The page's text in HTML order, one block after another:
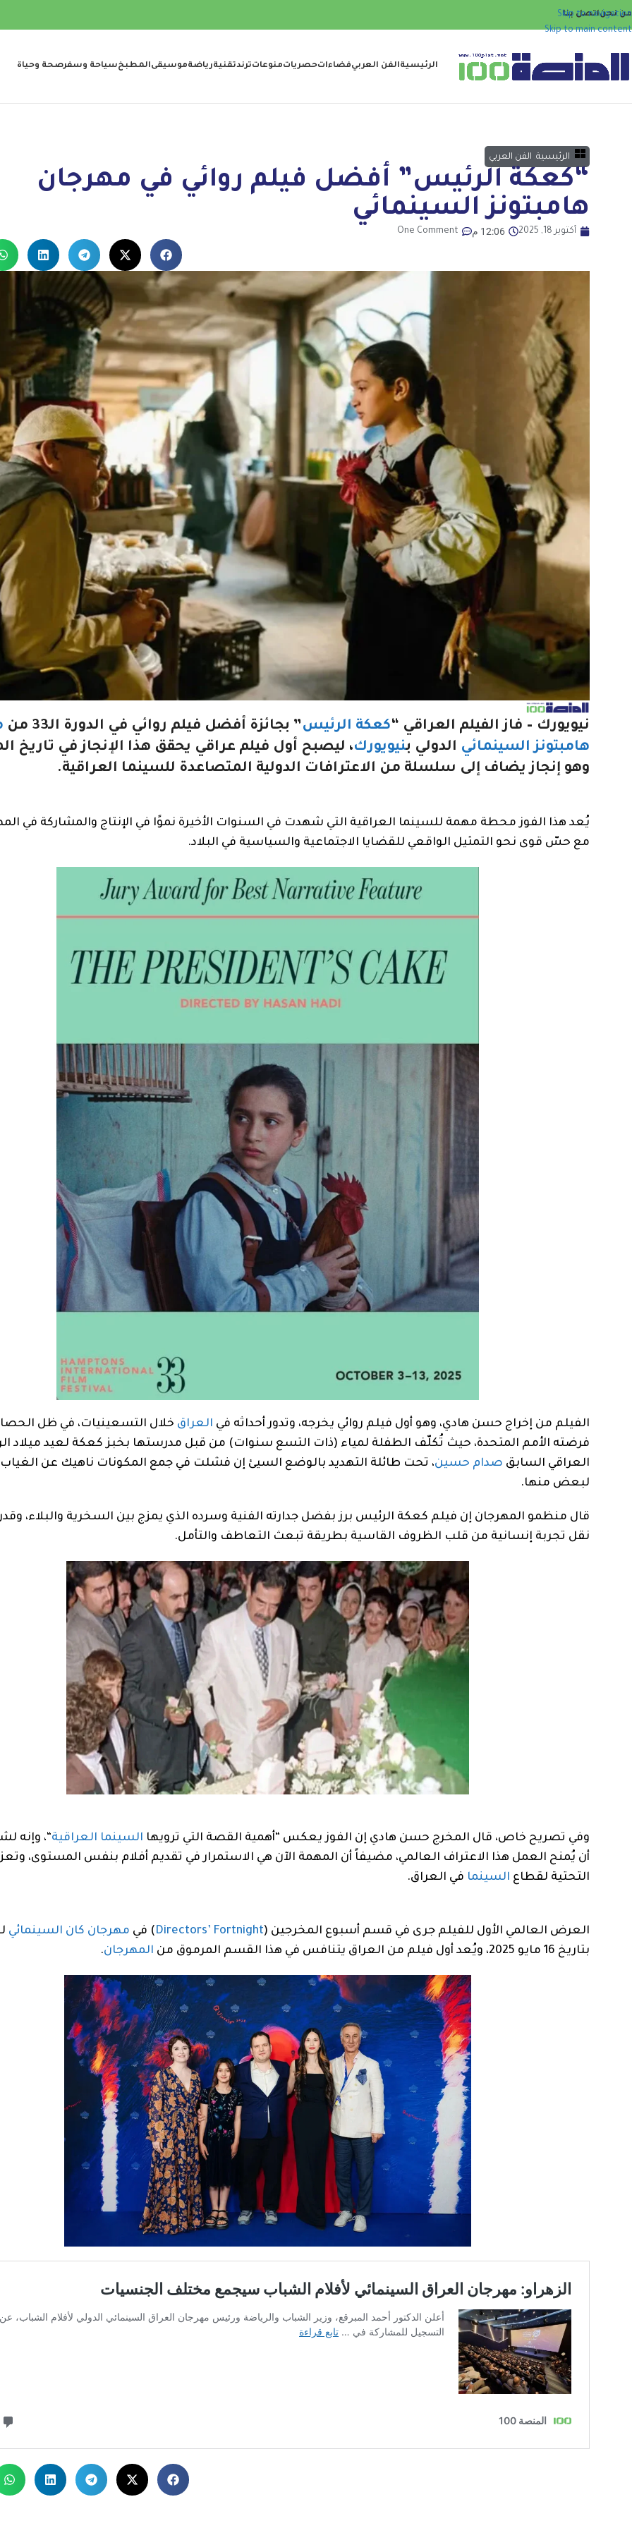
Skip to navigation
Skip to main content
من نحناتصل بنا
الرئيسيةالفن العربيفضاءاتحصرياتمنوعاتترندتقنيةرياضةموسيقىالمطبخسياحة وسفرصحة وحياة
الرئيسية الفن العربي
“كعكة الرئيس” أفضل فيلم روائي في مهرجان
هامبتونز السينمائي
أكتوبر 18, 2025 12:06 م One Comment
نيويورك – فاز الفيلم العراقي “كعكة الرئيس” بجائزة أفضل فيلم روائي في الدورة الـ33 من
هامبتونز السينمائي الدولي بنيويورك، ليصبح أول فيلم عراقي يحقق هذا الإنجاز في تاريخ
وهو إنجاز يضاف إلى سلسلة من الاعترافات الدولية المتصاعدة للسينما العراقية.
يُعد هذا الفوز محطة مهمة للسينما العراقية التي شهدت في السنوات الأخيرة نموًا في الإنتاج والمشاركة في
مع حسّ قوى نحو التمثيل الواقعي للقضايا الاجتماعية والسياسية في البلاد.
الفيلم من إخراج حسن هادي، وهو أول فيلم روائي يخرجه، وتدور أحداثه في العراق خلال التسعينيات، في ظل
فرضته الأمم المتحدة، حيث تُكلّف الطفلة لمياء (ذات التسع سنوات) من قبل مدرستها بخبز كعكة لعيد ميلاد
العراقي السابق صدام حسين، تحت طائلة التهديد بالوضع السيئ إن فشلت في جمع المكونات ناهيك عن الغياب
لبعض منها.
قال منظمو المهرجان إن فيلم كعكة الرئيس برز بفضل جدارته الفنية وسرده الذي يمزج بين السخرية والبلاء،
نقل تجربة إنسانية من قلب الظروف القاسية بطريقة تبعث التعاطف والتأمل.
وفي تصريح خاص، قال المخرج حسن هادي إن الفوز يعكس “أهمية القصة التي ترويها السينما العراقية“، وإنه
أن يُمنح العمل هذا الاعتراف العالمي، مضيفاً أن المهمة الآن هي الاستمرار في تقديم أفلام بنفس المستوى،
التحتية لقطاع السينما في العراق.
العرض العالمي الأول للفيلم جرى في قسم أسبوع المخرجين (Directors’ Fortnight) في مهرجان كان السينمائي
بتاريخ 16 مايو 2025، ويُعد أول فيلم من العراق يتنافس في هذا القسم المرموق من
المهرجان.